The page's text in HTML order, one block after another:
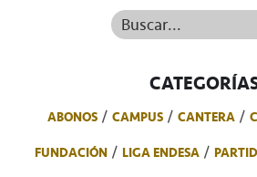
Buscar...
ABONOS CAMPUS CANTERA
FUNDACIÓN
LIGA ENDESA